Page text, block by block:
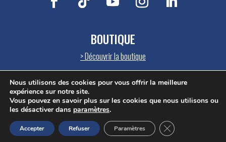
BOUTIQUE
>Découvrir la boutique
Réalisé parOASIS Projet
Mentions légales|Plan du site
Nous utilisons des cookies pour vous offrir la meilleure
expérience sur notre site.
Vous pouvez en savoir plus sur les cookies que nous utilisons ou
les désactiver dans paramètres.
Accepter Refuser Paramètres Fermer la